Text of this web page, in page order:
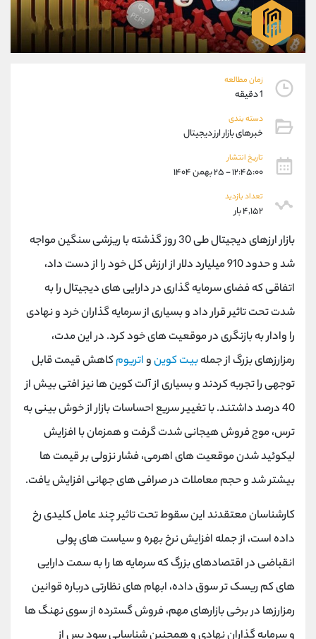
زمان مطالعه
1 دقیقه
دسته بندی
خبرهای بازار ارز دیجیتال
تاریخ انتشار
۱۲:۴۵:۰۰ - ۲۵ بهمن ۱۴۰۴
تعداد بازدید
۴,۱۵۲ بار
بازار ارزهای دیجیتال طی 30 روز گذشته با ریزشی سنگین مواجه
شد و حدود 910 میلیارد دلار از ارزش کل خود را از دست داد،
اتفاقی که فضای سرمایه گذاری در دارایی های دیجیتال را به
شدت تحت تاثیر قرار داد و بسیاری از سرمایه گذاران خرد و نهادی
را وادار به بازنگری در موقعیت های خود کرد. در این مدت،
رمزارزهای بزرگ از جملهبیت کوینواتریومکاهش قیمت قابل
توجهی را تجربه کردند و بسیاری از آلت کوین ها نیز افتی بیش از
40 درصد داشتند. با تغییر سریع احساسات بازار از خوش بینی به
ترس، موج فروش هیجانی شدت گرفت و همزمان با افزایش
لیکوئید شدن موقعیت های اهرمی، فشار نزولی بر قیمت ها
بیشتر شد و حجم معاملات در صرافی های جهانی افزایش یافت.
کارشناسان معتقدند این سقوط تحت تاثیر چند عامل کلیدی رخ
داده است، از جمله افزایش نرخ بهره و سیاست های پولی
انقباضی در اقتصادهای بزرگ که سرمایه ها را به سمت دارایی
های کم ریسک تر سوق داده، ابهام های نظارتی درباره قوانین
رمزارزها در برخی بازارهای مهم، فروش گسترده از سوی نهنگ ها
09304891085
واتساپ شروع گفتگو
تلگرام @Armteam_admin_103
داخلی 103
پشتیبان فروش
موبایل
واتساپ
داخلی
اطلاعات تماس
021-22021030
تلفن
بدون پیش شماره 90001030
اینستاگرام @alireza.mehrabii
@alirezamehrabi_com
@alirezamehrabi_official